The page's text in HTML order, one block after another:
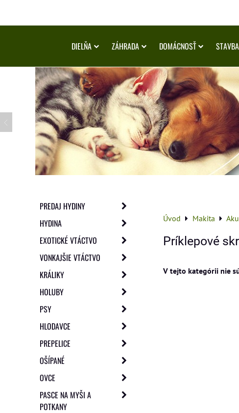
DIELŇA ZÁHRADA DOMÁCNOSŤ STAVBA
Úvod Makita
Príklepové
PREDAJ HYDINY
HYDINA
EXOTICKÉ VTÁCTVO
VONKAJŠIE VTÁCTVO
KRÁLIKY
HOLUBY
PSY
HLODAVCE
PREPELICE
OŠÍPANÉ
OVCE
PASCE NA MYŠI A
POTKANY